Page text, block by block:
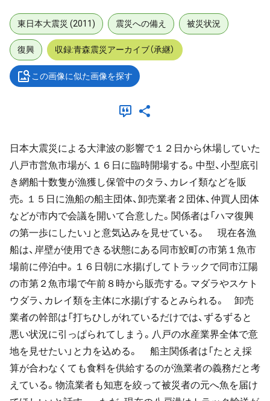
東日本大震災 (2011) 震災への備え 被災状況
復興 収録:青森震災アーカイブ（承継）
この画像に似た画像を探す
日本大震災による大津波の影響で１２日から休場していた
八戸市営魚市場が、１６日に臨時開場する。中型、小型底引
き網船十数隻が漁獲し保管中のタラ、カレイ類などを販
売。１５日に漁船の船主団体、卸売業者２団体、仲買人団体
などが市内で会議を開いて合意した。関係者は「ハマ復興
の第一歩にしたい」と意気込みを見せている。 現在各漁
船は、岸壁が使用できる状態にある同市鮫町の市第１魚市
場前に停泊中。１６日朝に水揚げしてトラックで同市江陽
の市第２魚市場で午前８時から販売する。マダラやスケト
ウダラ、カレイ類を主体に水揚げするとみられる。 卸売
業者の幹部は「打ちひしがれているだけでは、ずるずると
悪い状況に引っぱられてしまう。八戸の水産業界全体で意
地を見せたい」と力を込める。 船主関係者は「たとえ採
算が合わなくても食料を供給するのが漁業者の義務だと考
えている。物流業者も知恵を絞って被災者の元へ魚を届け